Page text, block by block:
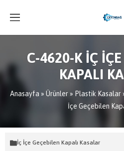
C-4620-K İÇ
KAPALI
Anasayfa » Ürünler» Plastik Kasalar
İçe Geçebilen
İç İçe Geçebilen Kapalı Kasalar